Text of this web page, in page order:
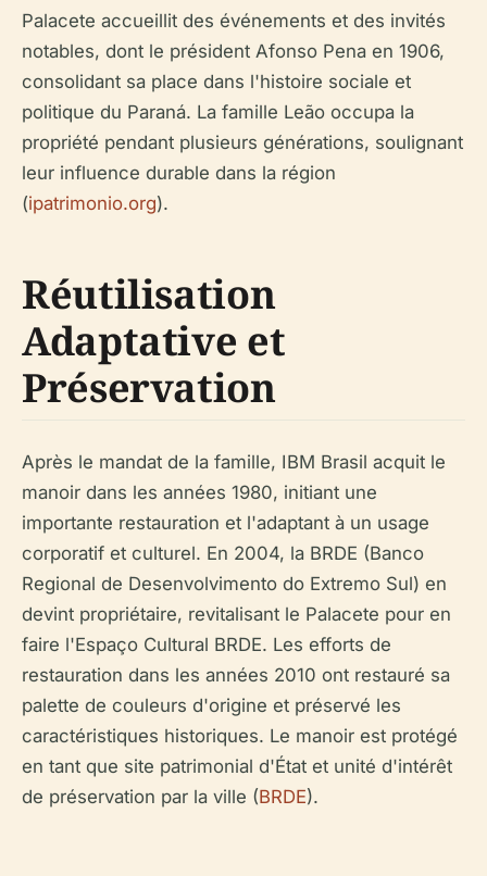
Palacete accueillit des événements et des invités
notables, dont le président Afonso Pena en 1906,
consolidant sa place dans l'histoire sociale et
politique du Paraná. La famille Leão occupa la
propriété pendant plusieurs générations, soulignant
leur influence durable dans la région
(ipatrimonio.org).
Réutilisation
Adaptative et
Préservation
Après le mandat de la famille, IBM Brasil acquit le
manoir dans les années 1980, initiant une
importante restauration et l'adaptant à un usage
corporatif et culturel. En 2004, la BRDE (Banco
Regional de Desenvolvimento do Extremo Sul) en
devint propriétaire, revitalisant le Palacete pour en
faire l'Espaço Cultural BRDE. Les efforts de
restauration dans les années 2010 ont restauré sa
palette de couleurs d'origine et préservé les
caractéristiques historiques. Le manoir est protégé
en tant que site patrimonial d'État et unité d'intérêt
de préservation par la ville (BRDE).